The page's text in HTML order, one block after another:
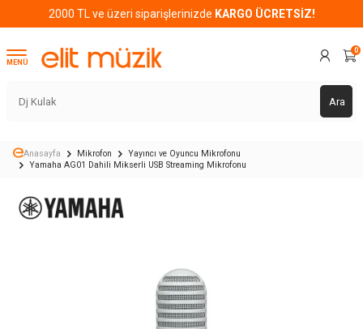
2000 TL ve üzeri siparişlerinizde KARGO ÜCRETSİZ!
MENÜ
Ara
0
Anasayfa Mikrofon
Yayıncı ve Oyuncu Mikrofonu
Yamaha AG01 Dahili Mikserli USB Streaming Mikrofonu